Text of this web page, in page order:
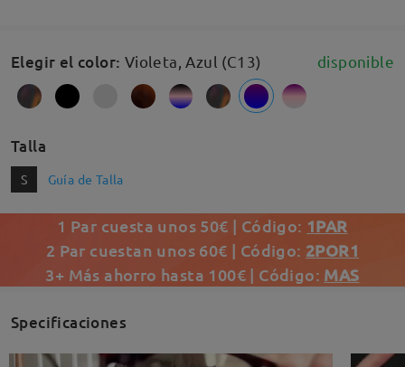
Elegir el color: Violeta, Azul (C13) disponible
Talla
S Guía de Talla
1 Par cuesta unos 50€ | Código: 1PAR
2 Par cuestan unos 60€ | Código: 2POR1
3+ Más ahorro hasta 100€ | Código: MAS
Specificaciones